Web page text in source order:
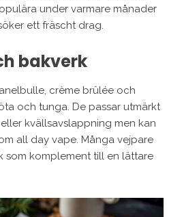
under varmare månader
ett fräscht drag.
bakverk
crème brûlée och
och tunga. De passar utmärkt
kvällsavslappning men kan
all day vape. Många vejpare
som komplement till en lättare